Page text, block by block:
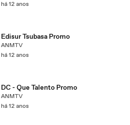
há 12 anos
Edisur Tsubasa Promo
ANMTV
há 12 anos
DC - Que Talento Promo
ANMTV
há 12 anos